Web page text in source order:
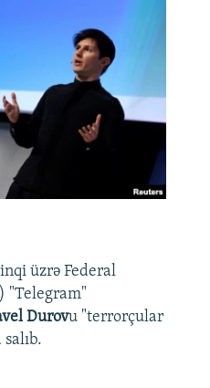
üzrə Federal
"Telegram"
Durovu "terrorçular